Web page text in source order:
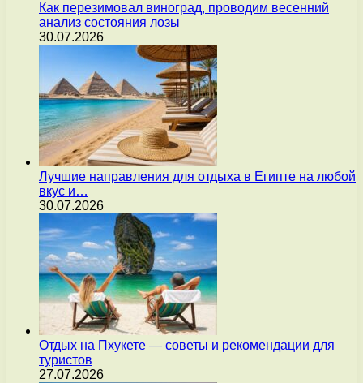
Как перезимовал виноград, проводим весенний
анализ состояния лозы
30.07.2026
Лучшие направления для отдыха в Египте на любой
вкус и…
30.07.2026
Отдых на Пхукете — советы и рекомендации для
туристов
27.07.2026